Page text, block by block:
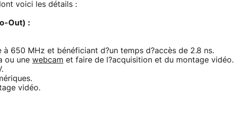
voici les détails :
Out) :
à 650 MHz et bénéficiant d?un temps d?accès de 2.8 ns.
ou une webcam et faire de l?acquisition et du montage vidéo.
vidéo.